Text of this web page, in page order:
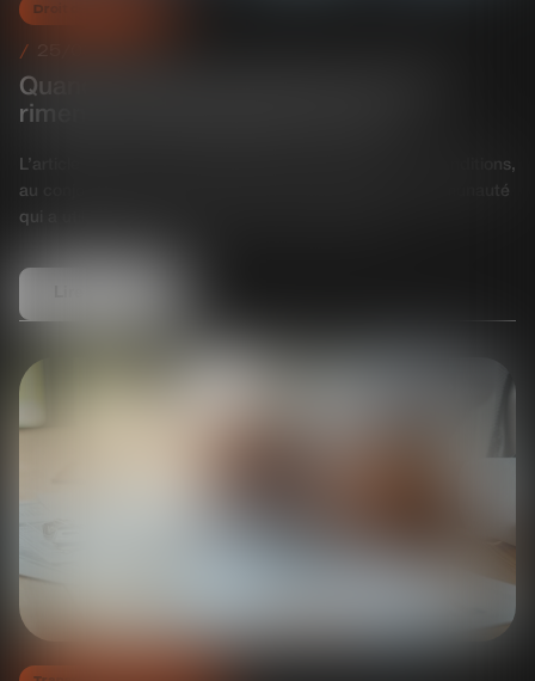
Quand mariage et droit des sociétés
riment avec association forcée !
Droit des sociétés
L’article 1832-2 du Code civil permet, sous certaines conditions,
au conjoint d’un époux marié sous le régime de la communauté
qui a utilisé des biens communs pour réaliser un a...